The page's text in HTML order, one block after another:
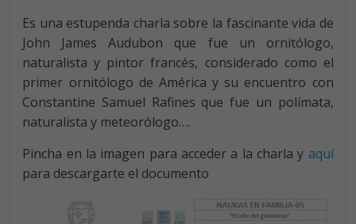
Es una estupenda charla sobre la fascinante vida de
John James Audubon que fue un ornitólogo,
naturalista y pintor francés, considerado como el
primer ornitólogo de América y su encuentro con
Constantine Samuel Rafines que fue un polímata,
naturalista y meteorólogo….
Pincha en la imagen para acceder a la charla y aquí
para descargarte el documento